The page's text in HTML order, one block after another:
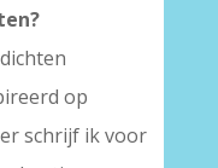
op
schrijf ik voor